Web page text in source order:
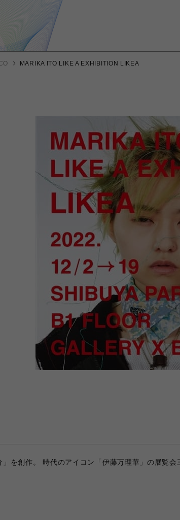
MARIKA ITO LIKE A EXHIBITION LIKEA
を創作。 時代のアイコン「伊藤万理華」の展覧